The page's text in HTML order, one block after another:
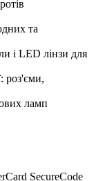
та
і LED лінзи для
роз'єми,
ламп